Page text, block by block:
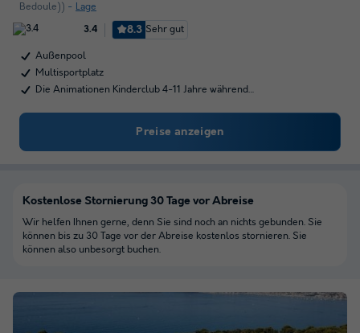
Bedoule))
Lage
3.4 8.3 Sehr gut
Außenpool
Multisportplatz
Die Animationen Kinderclub 4-11 Jahre während…
Preise anzeigen
Kostenlose Stornierung 30 Tage vor Abreise
Wir helfen Ihnen gerne, denn Sie sind noch an nichts gebunden. Sie
können bis zu 30 Tage vor der Abreise kostenlos stornieren. Sie
können also unbesorgt buchen.